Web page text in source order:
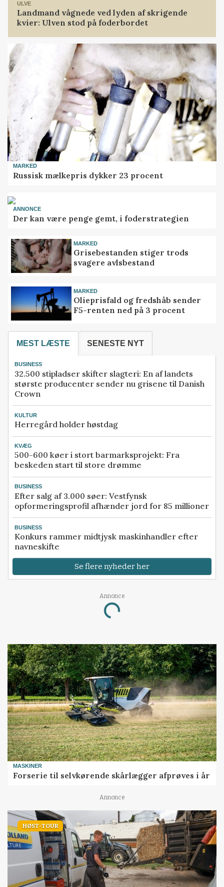
ULVE
Landmand vågnede ved lyden af skrigende
kvier: Ulven stod på foderbordet
MARKED
Russisk mælkepris dykker 23 procent
ANNONCE
Der kan være penge gemt, i foderstrategien
MARKED
Grisebestanden stiger trods
svagere avlsbestand
MARKED
Olieprisfald og fredshåb sender
F5-renten ned på 3 procent
MEST LÆSTE SENESTE NYT
BUSINESS
32.500 stipladser skifter slagteri: En af landets
største producenter sender nu grisene til Danish
Crown
KULTUR
Herregård holder høstdag
KVÆG
500-600 køer i stort barmarksprojekt: Fra
beskeden start til store drømme
BUSINESS
Efter salg af 3.000 søer: Vestfynsk
opformeringsprofil afhænder jord for 85 millioner
BUSINESS
Konkurs rammer midtjysk maskinhandler efter
navneskifte
Se flere nyheder her
Annonce
Loading...
MASKINER
Forserie til selvkørende skårlægger afprøves i år
Annonce
HØST-TOUR